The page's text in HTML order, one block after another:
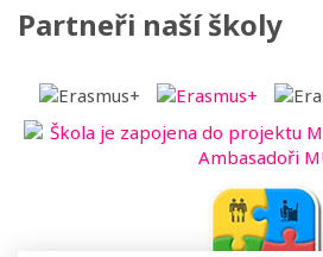
Partneři naší školy